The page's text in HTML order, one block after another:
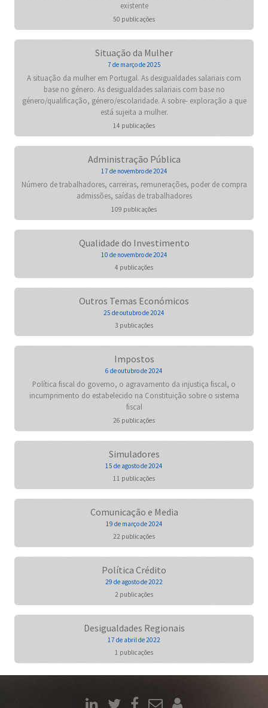
existente
50 publicações
Situação da Mulher
7 de março de 2025
A situação da mulher em Portugal. As desigualdades salariais com
base no género. As desigualdades salariais com base no
género/qualificação, género/escolaridade. A sobre- exploração a que
está sujeita a mulher.
14 publicações
Administração Pública
17 de novembro de 2024
Número de trabalhadores, carreiras, remunerações, poder de compra
admissões, saídas de trabalhadores
109 publicações
Qualidade do Investimento
10 de novembro de 2024
4 publicações
Outros Temas Económicos
25 de outubro de 2024
3 publicações
Impostos
6 de outubro de 2024
Política fiscal do governo, o agravamento da injustiça fiscal, o
incumprimento do estabelecido na Constituição sobre o sistema
fiscal
26 publicações
Simuladores
15 de agosto de 2024
11 publicações
Comunicação e Media
19 de março de 2024
22 publicações
Política Crédito
29 de agosto de 2022
2 publicações
Desigualdades Regionais
17 de abril de 2022
1 publicações